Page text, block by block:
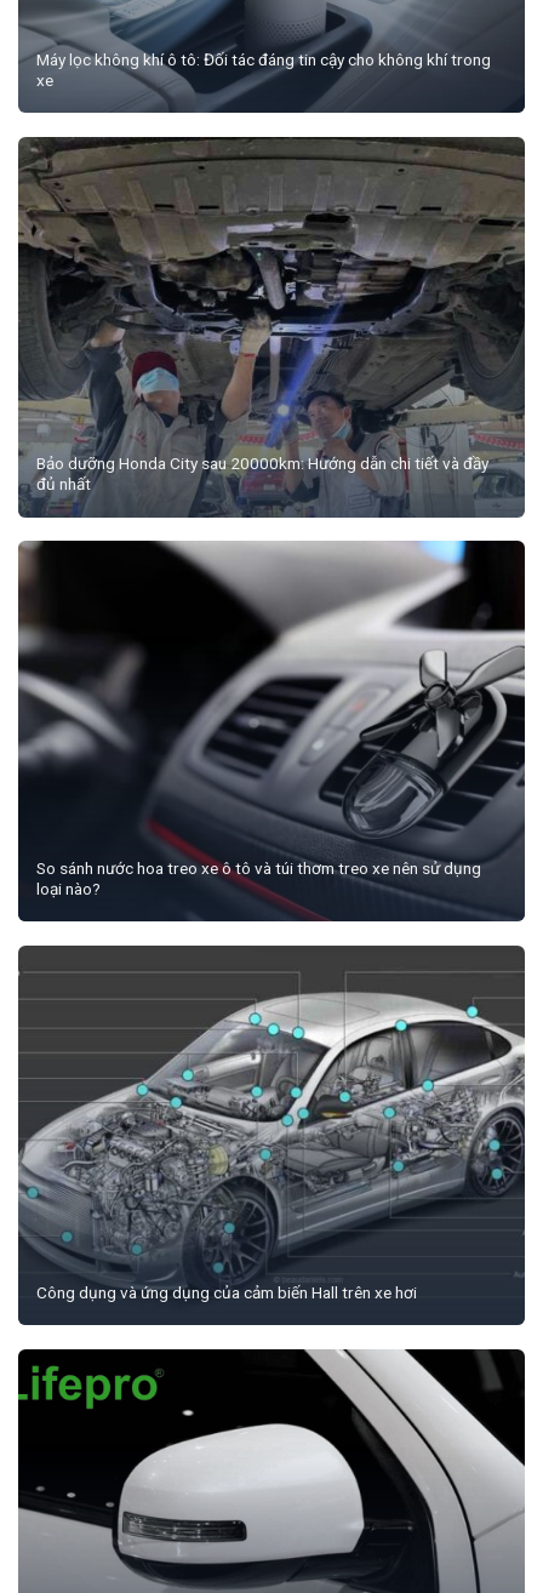
Máy lọc không khí ô tô: Đối tác đáng tin cậy cho không khí trong
xe
Bảo dưỡng Honda City sau 20000km: Hướng dẫn chi tiết và đầy
đủ nhất
So sánh nước hoa treo xe ô tô và túi thơm treo xe nên sử dụng
loại nào?
Công dụng và ứng dụng của cảm biến Hall trên xe hơi